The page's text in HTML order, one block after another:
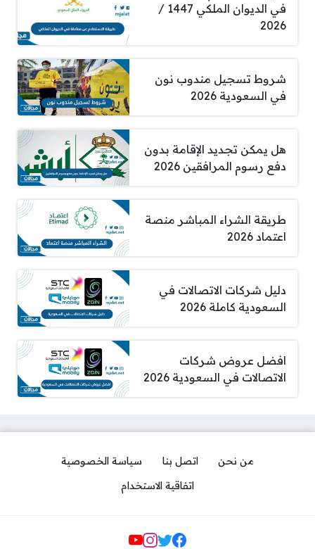
في الديوان الملكي 1447 /
2026
شروط تسجيل مندوب نون
في السعودية 2026
هل يمكن تجديد الإقامة بدون
دفع رسوم المرافقين 2026
طريقة الشراء المباشر منصة
اعتماد 2026
دليل شركات الاتصالات في
السعودية كاملة 2026
افضل عروض شركات
الاتصالات في السعودية 2026
من نحن اتصل بنا
سياسة الخصوصية
اتفاقية الاستخدام
مواقع التواصل